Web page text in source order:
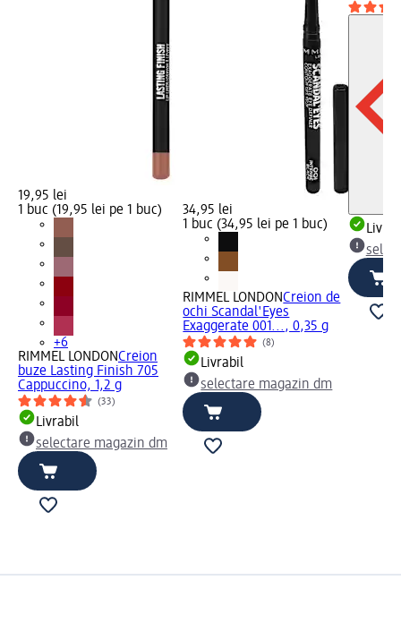
19,95 lei
1 buc (19,95 lei pe 1 buc)
+6
RIMMEL LONDONCreion
buze Lasting Finish 705
Cappuccino, 1,2 g
(33)
Livrabil
selectare magazin dm
34,95 lei
1 buc (34,95 lei pe 1 buc)
RIMMEL LONDONCreion de
ochi Scandal'Eyes
Exaggerate 001..., 0,35 g
(8)
Livrabil
selectare magazin dm